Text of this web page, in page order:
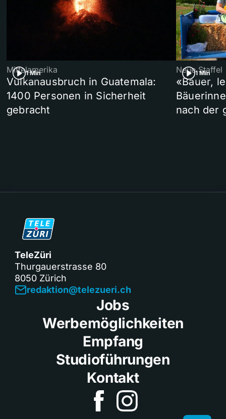
1 Min
Mittelamerika
Vulkanausbruch in Guatemala:
1400 Personen in Sicherheit
gebracht
1 Min
Neue Staffel
«Bauer,
nach der
TeleZüri
Thurgauerstrasse 80
8050 Zürich
redaktion@telezueri.ch
Jobs
Werbemöglichkeiten
Empfang
Studioführungen
Kontakt